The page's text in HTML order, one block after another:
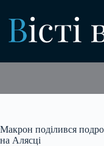
вмісту
Макрон поділився
на Алясці